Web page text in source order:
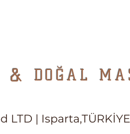
& DOĞAL
LTD | Isparta,TÜRKİYE